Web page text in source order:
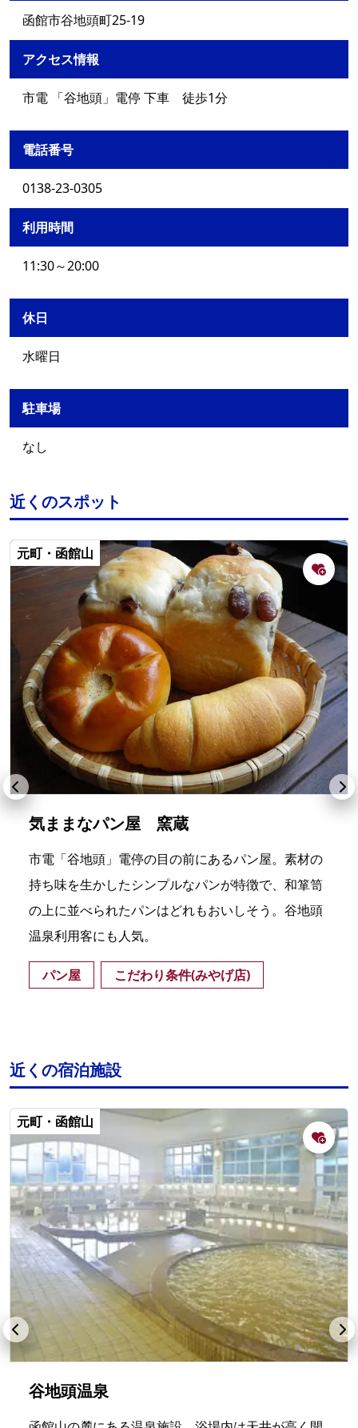
函館市谷地頭町25-19
アクセス情報
市電 「谷地頭」電停 下車 徒歩1分
電話番号
0138-23-0305
利用時間
11:30～20:00
休日
水曜日
駐車場
なし
近くのスポット
元町・函館山
気ままなパン屋 窯蔵
市電「谷地頭」電停の目の前にあるパン屋。素材の
持ち味を生かしたシンプルなパンが特徴で、和箪笥
の上に並べられたパンはどれもおいしそう。谷地頭
温泉利用客にも人気。
パン屋 こだわり条件(みやげ店)
近くの宿泊施設
元町・函館山
谷地頭温泉